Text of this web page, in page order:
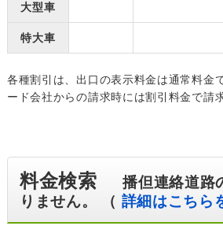
大型車
特大車
各種割引は、出口の表示料金は通常料金
ード会社からの請求時には割引料金で請
料金検索播但連絡道路
りません。 （ 詳細はこちら